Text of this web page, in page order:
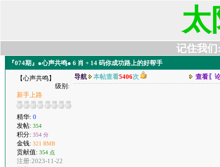
太
记住我们
『074期』●心声共鸣● 6 肖 + 14 码你成功路上的好帮手
【心声共鸣】
级别:
新手上路
精华: 0
发帖: 354
积分: 354 分
金钱: 321 RMB
贡献值: 354 点
注册:2023-11-22
导航 本帖查看5406次 查看〖